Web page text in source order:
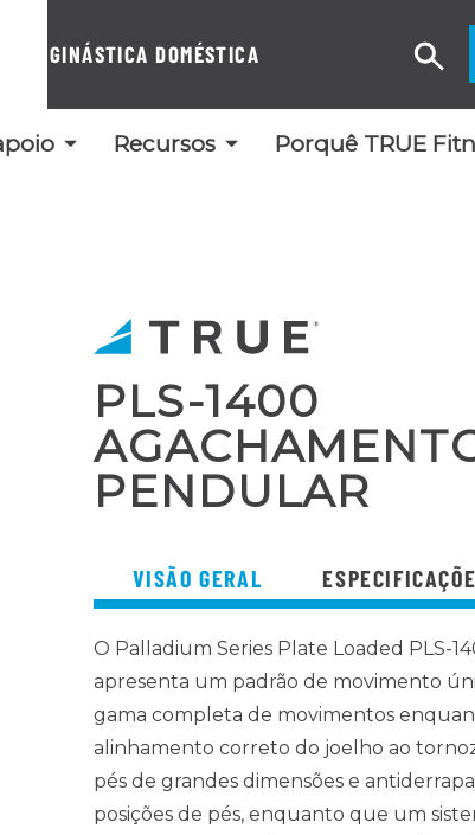
GINÁSTICA DOMÉSTICA
Recursos Porquê TRUE
PLS-1400
PENDULAR
VISÃO GERAL
O Palladium Series Plate Loaded PLS-
apresenta um padrão de movimento
gama completa de movimentos
alinhamento correto do joelho ao
pés de grandes dimensões e
posições de pés, enquanto que um